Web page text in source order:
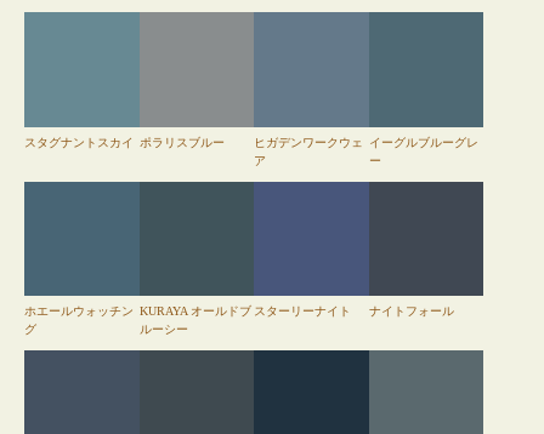
スタグナントスカイ ポラリスブルー
ヒガデンワークウェ
ア
イーグルブルーグレ
ー
ホエールウォッチン
グ
KURAYA オールドブ
ルーシー
スターリーナイト ナイトフォール